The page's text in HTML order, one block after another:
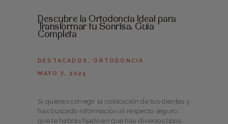
Descubre la Ortodoncia Ideal para
Transformar tu Sonrisa: Guía
Completa
DESTACADOS , ORTODONCIA
MAYO 7, 2025
Si quieres corregir la colocación de tus dientes y
has buscado información al respecto seguro
que te habrás fijado en que hay diversos tipos